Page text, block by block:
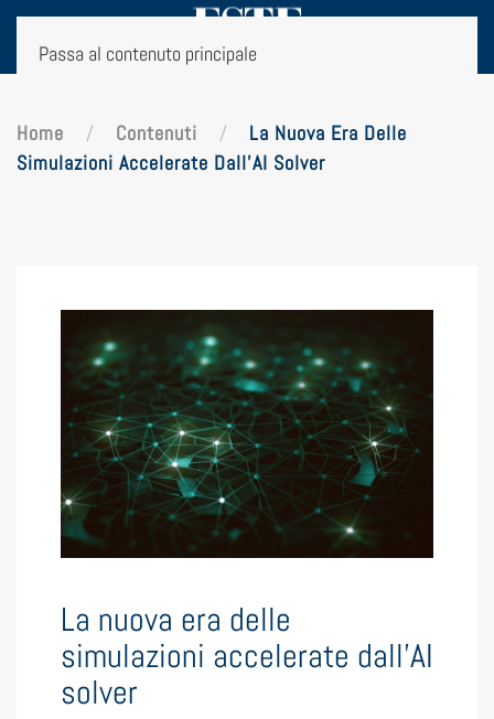
Passa al contenuto principale
Home Contenuti
La Nuova Era Delle
Simulazioni Accelerate Dall’AI Solver
La nuova era delle
simulazioni accelerate dall’AI
solver